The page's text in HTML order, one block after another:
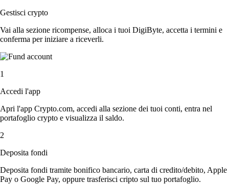
Gestisci crypto
Vai alla sezione ricompense, alloca i tuoi DigiByte, accetta i termini e
conferma per iniziare a riceverli.
1
Accedi l'app
Apri l'app Crypto.com, accedi alla sezione dei tuoi conti, entra nel
portafoglio crypto e visualizza il saldo.
2
Deposita fondi
Deposita fondi tramite bonifico bancario, carta di credito/debito, Apple
Pay o Google Pay, oppure trasferisci cripto sul tuo portafoglio.